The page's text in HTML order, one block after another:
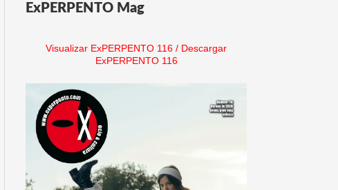
ExPERPENTO Mag
Visualizar ExPERPENTO 116 / Descargar
ExPERPENTO 116